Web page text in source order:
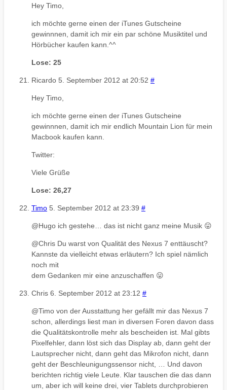
Hey Timo,
ich möchte gerne einen der iTunes Gutscheine
gewinnnen, damit ich mir ein par schöne Musiktitel und
Hörbücher kaufen kann.^^
Lose: 25
Ricardo 5. September 2012 at 20:52 #
Hey Timo,
ich möchte gerne einen der iTunes Gutscheine
gewinnnen, damit ich mir endlich Mountain Lion für mein
Macbook kaufen kann.
Twitter:
Viele Grüße
Lose: 26,27
Timo 5. September 2012 at 23:39 #
@Hugo ich gestehe… das ist nicht ganz meine Musik 😛
@Chris Du warst von Qualität des Nexus 7 enttäuscht?
Kannste da vielleicht etwas erläutern? Ich spiel nämlich
noch mit
dem Gedanken mir eine anzuschaffen 😛
Chris 6. September 2012 at 23:12 #
@Timo von der Ausstattung her gefällt mir das Nexus 7
schon, allerdings liest man in diversen Foren davon dass
die Qualitätskontrolle mehr als bescheiden ist. Mal gibts
Pixelfehler, dann löst sich das Display ab, dann geht der
Lautsprecher nicht, dann geht das Mikrofon nicht, dann
geht der Beschleunigungssensor nicht, … Und davon
berichten richtig viele Leute. Klar tauschen die das dann
um, aber ich will keine drei, vier Tablets durchprobieren